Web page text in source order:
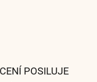
POSILUJE